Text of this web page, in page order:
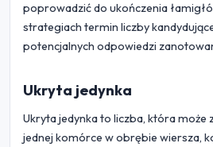
poprowadzić do ukończenia
strategiach termin liczby
potencjalnych odpowiedzi
Ukryta jedynka
Ukryta jedynka to liczba, która może
jednej komórce w obrębie wiersza,